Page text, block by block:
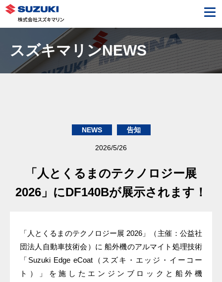
スズキマリンNEWS
NEWS 告知
2026/5/26
「人とくるまのテクノロジー展
2026」にDF140Bが展示されます！
「人とくるまのテクノロジー展 2026」（主催：公益社
団法人自動車技術会）に 船外機のアルマイト処理技術
「Suzuki Edge eCoat（スズキ・エッジ・イーコー
ト）」を施したエンジンブロックと船外機